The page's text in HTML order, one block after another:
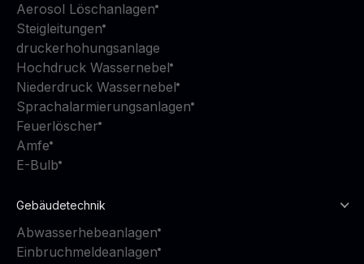
Aerosol Löschanlagen
Steigleitungen
druckerhohungsanlage
Hochdruck Wassernebel
Niederdruck Wassernebel
Sprachalarmierungsanlagen
Feuerlöscher
Amfe
E-Bulb
Gebäudetechnik
Abwasserhebeanlagen
Einbruchmeldeanlagen